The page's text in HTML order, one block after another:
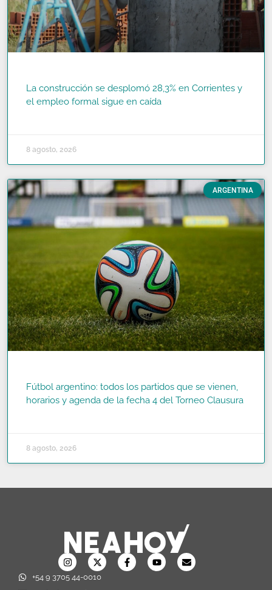
La construcción se desplomó 28,3% en Corrientes y
el empleo formal sigue en caída
8 agosto, 2026
ARGENTINA
Fútbol argentino: todos los partidos que se vienen,
horarios y agenda de la fecha 4 del Torneo Clausura
8 agosto, 2026
+54 9 3705 44-0010